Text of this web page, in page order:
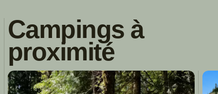
Campings à
proximité